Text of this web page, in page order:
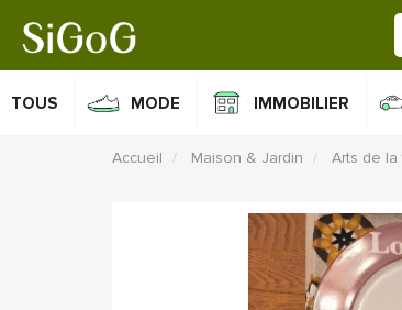
TOUS MODE IMMOBILIER
Accueil Maison & Jardin Arts de la